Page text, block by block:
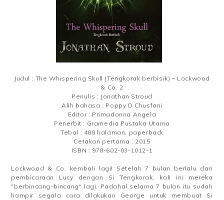
Judul : The Whispering Skull (Tengkorak berbisik) – Lockwood
& Co. 2
Penulis : Jonathan Stroud
Alih bahasa : Poppy D Chusfani
Editor : Primadonna Angela
Penerbit : Gramedia Pustaka Utama
Tebal : 488 halaman, paperback
Cetakan pertama : 2015
ISBN : 978-602-03-1012-1
Lockwood & Co. kembali lagi! Setelah 7 bulan berlalu dari
pembicaraan Lucy dengan Si Tengkorak, kali ini mereka
"berbincang-bincang" lagi. Padahal selama 7 bulan itu sudah
hampir segala cara dilakukan George untuk membuat Si